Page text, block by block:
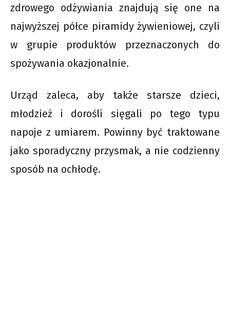
zdrowego odżywiania znajdują się one na
najwyższej półce piramidy żywieniowej, czyli
w grupie produktów przeznaczonych do
spożywania okazjonalnie.
Urząd zaleca, aby także starsze dzieci,
młodzież i dorośli sięgali po tego typu
napoje z umiarem. Powinny być traktowane
jako sporadyczny przysmak, a nie codzienny
sposób na ochłodę.